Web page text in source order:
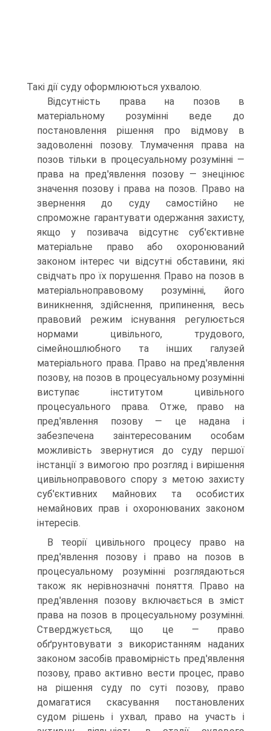
Такі дії суду оформлюються ухвалою.
Відсутність права на позов в
матеріальному розумінні веде до
постановлення рішення про відмову в
задоволенні позову. Тлумачення права на
позов тільки в процесуальному розумінні —
права на пред'явлення позову — знецінює
значення позову і права на позов. Право на
звернення до суду самостійно не
спроможне гарантувати одержання захисту,
якщо у позивача відсутнє суб'єктивне
матеріальне право або охоронюваний
законом інтерес чи відсутні обставини, які
свідчать про їх порушення. Право на позов в
матеріальноправовому розумінні, його
виникнення, здійснення, припинення, весь
правовий режим існування регулюється
нормами цивільного, трудового,
сімейношлюбного та інших галузей
матеріального права. Право на пред'явлення
позову, на позов в процесуальному розумінні
виступає інститутом цивільного
процесуального права. Отже, право на
пред'явлення позову — це надана і
забезпечена заінтересованим особам
можливість звернутися до суду першої
інстанції з вимогою про розгляд і вирішення
цивільноправового спору з метою захисту
суб'єктивних майнових та особистих
немайнових прав і охоронюваних законом
інтересів.
В теорії цивільного процесу право на
пред'явлення позову і право на позов в
процесуальному розумінні розглядаються
також як нерівнозначні поняття. Право на
пред'явлення позову включається в зміст
права на позов в процесуальному розумінні.
Стверджується, що це — право
обґрунтовувати з використанням наданих
законом засобів правомірність пред'явлення
позову, право активно вести процес, право
на рішення суду по суті позову, право
домагатися скасування постановлених
судом рішень і ухвал, право на участь і